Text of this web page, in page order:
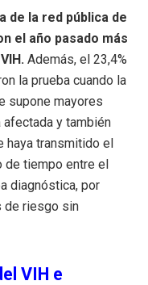
de la red pública de
el año pasado más
Además, el 23,4%
la prueba cuando la
supone mayores
y también
transmitido el
tiempo entre el
diagnóstica, por
de riesgo sin
VIH e